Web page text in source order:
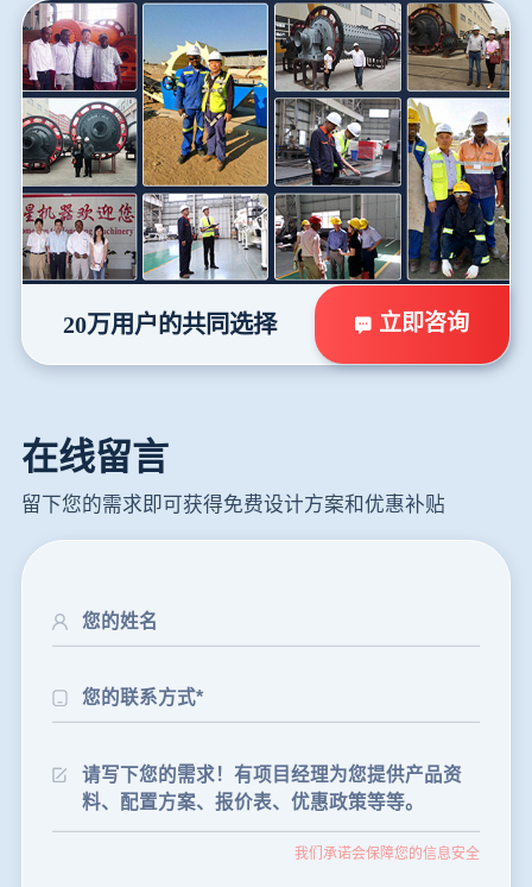
20万用户的共同选择 立即咨询
在线留言
留下您的需求即可获得免费设计方案和优惠补贴
我们承诺会保障您的信息安全
24分钟前 朱先生留言：制砂机3000吨一套多少钱？
35分钟前 张先生留言：碎石机有几种型号？碎石机械设备一套价格？
武先生留言：年产100万吨机制砂，用什么设备？